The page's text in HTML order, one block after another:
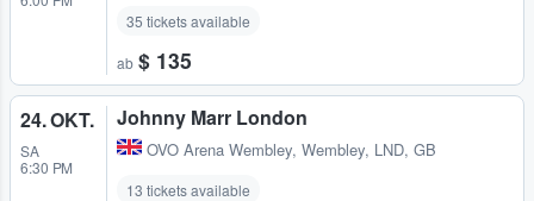
35 tickets available
ab $ 135
24. OKT.
SA
6:30 PM
Johnny Marr London
OVO Arena Wembley, Wembley, LND, GB
13 tickets available